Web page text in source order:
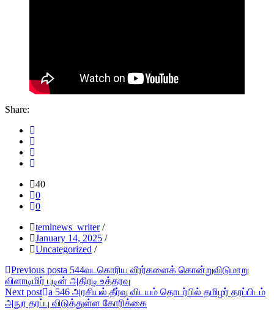
Share:
40
0
0
temlnews_writer /
January 14, 2025 /
Uncategorized /
Post
navigation
Previous posta 544வடகொரிய வீரர்களைக் கொன்றுவிடுமாறு
விளாடிமிர் புடின் அதிரடி உத்தரவு
Next post a 546 அரசியல் தீர்வு விடயம் தொடர்பில் தமிழர் தரப்பிடம்
அநுர தரப்பு விடுத்துள்ள கோரிக்கை